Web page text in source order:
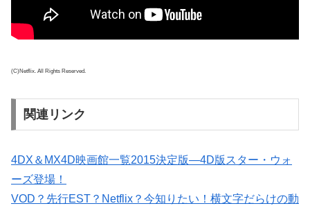
(C)Netflix. All Rights Reserved.
関連リンク
4DX＆MX4D映画館一覧2015決定版―4D版スター・ウォ
ーズ登場！
VOD？先行EST？Netflix？今知りたい！横文字だらけの動